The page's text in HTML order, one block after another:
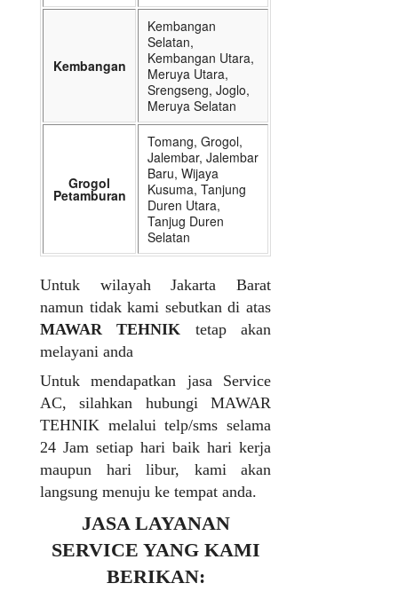
Kembangan
Kembangan
Selatan,
Kembangan Utara,
Meruya Utara,
Srengseng, Joglo,
Meruya Selatan
Grogol
Petamburan
Tomang, Grogol,
Jalembar, Jalembar
Baru, Wijaya
Kusuma, Tanjung
Duren Utara,
Tanjug Duren
Selatan
Untuk wilayah Jakarta Barat
namun tidak kami sebutkan di atas
MAWAR TEHNIK tetap akan
melayani anda
Untuk mendapatkan jasa Service
AC, silahkan hubungi MAWAR
TEHNIK melalui telp/sms selama
24 Jam setiap hari baik hari kerja
maupun hari libur, kami akan
langsung menuju ke tempat anda.
JASA LAYANAN
SERVICE YANG KAMI
BERIKAN: